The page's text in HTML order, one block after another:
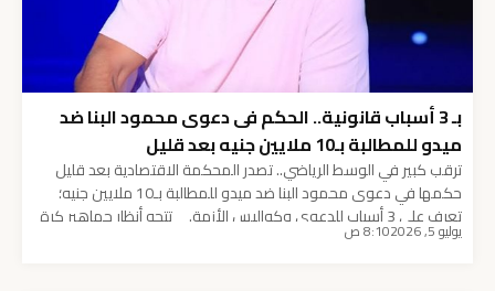
بـ 3 أسباب قانونية.. الحكم فى دعوى محمود البنا ضد
ميدو للمطالبة بـ10 ملايين جنيه بعد قليل
ترقب كبير في الوسط الرياضي.. تصدر المحكمة الاقتصادية بعد قليل
حكمها في دعوى محمود البنا ضد ميدو للمطالبة بـ10 ملايين جنيه؛
تعرف على 3 أسباب للدعوى وكواليس الأزمة. تتجه أنظار جماهير كرة
القدم المصرية ومتابعي الشأن القانوني الرياضي، بعد قليل، نحو قاعة
يوليو 5, 2026 8:10 ص